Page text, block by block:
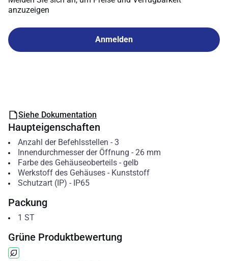
anzuzeigen
Anmelden
Siehe Dokumentation
Haupteigenschaften
Anzahl der Befehlsstellen - 3
Innendurchmesser der Öffnung - 26 mm
Farbe des Gehäuseoberteils- gelb
Werkstoff des Gehäuses- Kunststoff
Schutzart (IP) - IP65
Packung
1 ST
Grüne Produktbewertung